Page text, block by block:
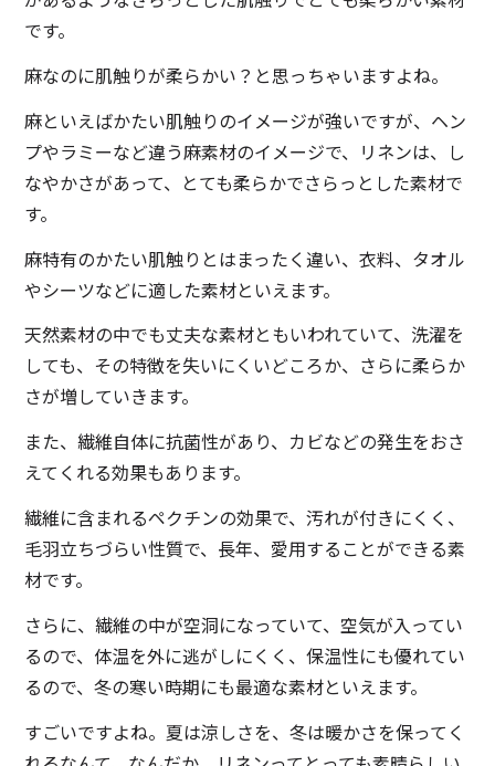
です。
麻なのに肌触りが柔らかい？と思っちゃいますよね。
麻といえばかたい肌触りのイメージが強いですが、ヘン
プやラミーなど違う麻素材のイメージで、リネンは、し
なやかさがあって、とても柔らかでさらっとした素材で
す。
麻特有のかたい肌触りとはまったく違い、衣料、タオル
やシーツなどに適した素材といえます。
天然素材の中でも丈夫な素材ともいわれていて、洗濯を
しても、その特徴を失いにくいどころか、さらに柔らか
さが増していきます。
また、繊維自体に抗菌性があり、カビなどの発生をおさ
えてくれる効果もあります。
繊維に含まれるペクチンの効果で、汚れが付きにくく、
毛羽立ちづらい性質で、長年、愛用することができる素
材です。
さらに、繊維の中が空洞になっていて、空気が入ってい
るので、体温を外に逃がしにくく、保温性にも優れてい
るので、冬の寒い時期にも最適な素材といえます。
すごいですよね。夏は涼しさを、冬は暖かさを保ってく